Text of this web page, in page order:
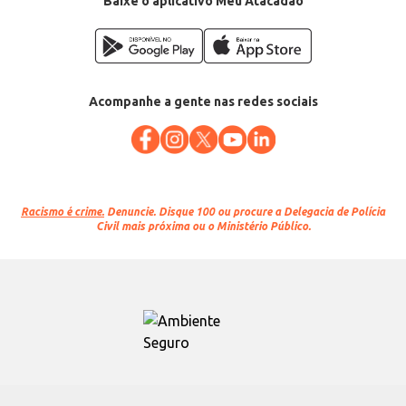
Acompanhe a gente nas redes sociais
Racismo é crime. Denuncie. Disque 100 ou procure a Delegacia de Polícia
Civil mais próxima ou o Ministério Público.